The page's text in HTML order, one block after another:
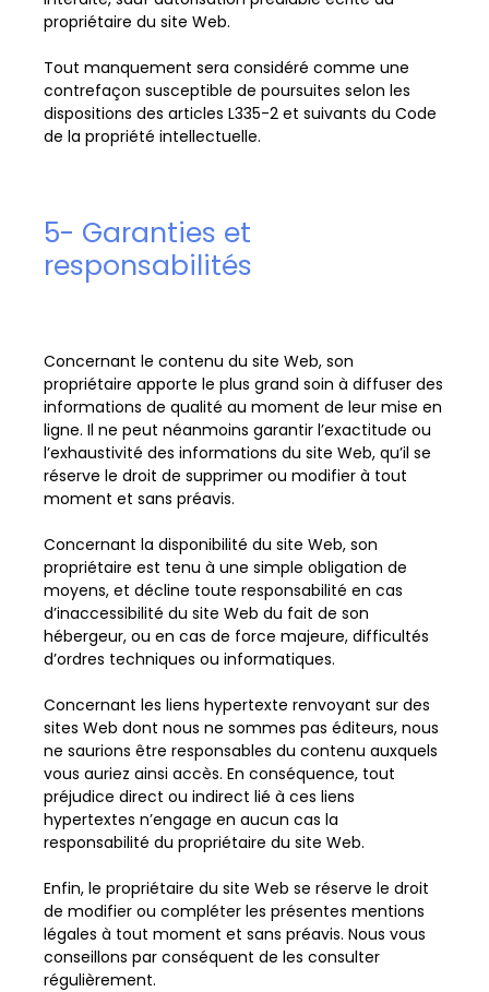
propriétaire du site Web.
Tout manquement sera considéré comme une
contrefaçon susceptible de poursuites selon les
dispositions des articles L335-2 et suivants du Code
de la propriété intellectuelle.
5- Garanties et
responsabilités
Concernant le contenu du site Web, son
propriétaire apporte le plus grand soin à diffuser des
informations de qualité au moment de leur mise en
ligne. Il ne peut néanmoins garantir l’exactitude ou
l’exhaustivité des informations du site Web, qu’il se
réserve le droit de supprimer ou modifier à tout
moment et sans préavis.
Concernant la disponibilité du site Web, son
propriétaire est tenu à une simple obligation de
moyens, et décline toute responsabilité en cas
d’inaccessibilité du site Web du fait de son
hébergeur, ou en cas de force majeure, difficultés
d’ordres techniques ou informatiques.
Concernant les liens hypertexte renvoyant sur des
sites Web dont nous ne sommes pas éditeurs, nous
ne saurions être responsables du contenu auxquels
vous auriez ainsi accès. En conséquence, tout
préjudice direct ou indirect lié à ces liens
hypertextes n’engage en aucun cas la
responsabilité du propriétaire du site Web.
Enfin, le propriétaire du site Web se réserve le droit
de modifier ou compléter les présentes mentions
légales à tout moment et sans préavis. Nous vous
conseillons par conséquent de les consulter
régulièrement.